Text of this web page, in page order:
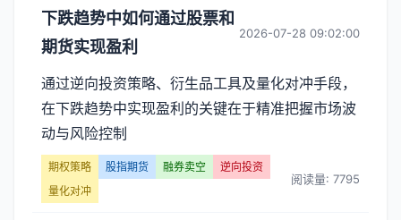
分
类
【逆
向
投
资】
下跌趋势中如何通过股票和
期货实现盈利
2026-07-28 09:02:00
通过逆向投资策略、衍生品工具及量化对冲手段，
在下跌趋势中实现盈利的关键在于精准把握市场波
动与风险控制
期权策略 股指期货 融券卖空
逆向投资
量化对冲
阅读量: 7795